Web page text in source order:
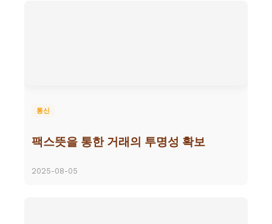
통신
팩스뜻을 통한 거래의 투명성 확보
2025-08-05